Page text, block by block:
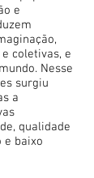
e
coletivas, e
Nesse
surgiu
a
qualidade
e baixo